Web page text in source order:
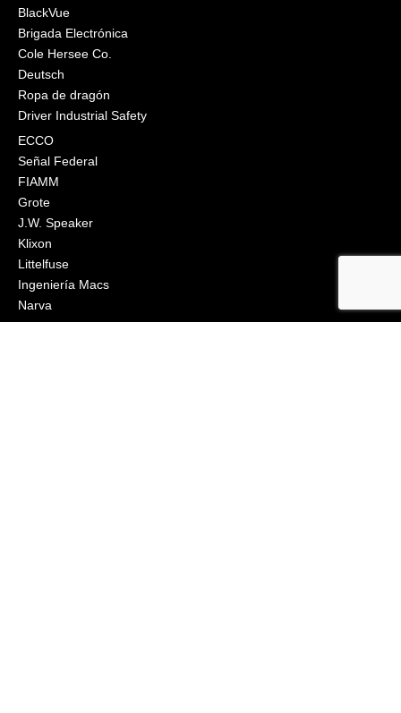
BlackVue
Brigada Electrónica
Cole Hersee Co.
Deutsch
Ropa de dragón
Driver Industrial Safety
ECCO
Señal Federal
FIAMM
Grote
J.W. Speaker
Klixon
Littelfuse
Ingeniería Macs
Narva